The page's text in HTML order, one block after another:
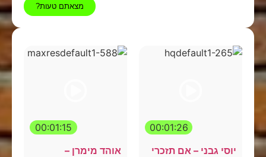
מצאתם טעות?
00:01:26
יוסי גבני – אם תזכרי
00:01:15
אוהד מימרן –